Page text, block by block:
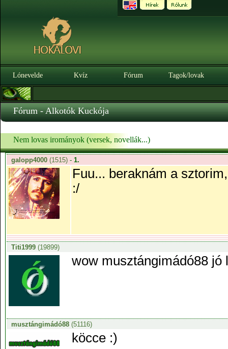
Lónevelde Kvíz Fórum Tagok/lovak
Fórum - Alkotók Kuckója
Nem lovas irományok (versek, novellák...)
galopp4000(1515) - 1.
Fuu... beraknám a
:/
Titi1999(19899)
wow musztángimádó88 jó
musztángimádó88(51116)
köcce :)